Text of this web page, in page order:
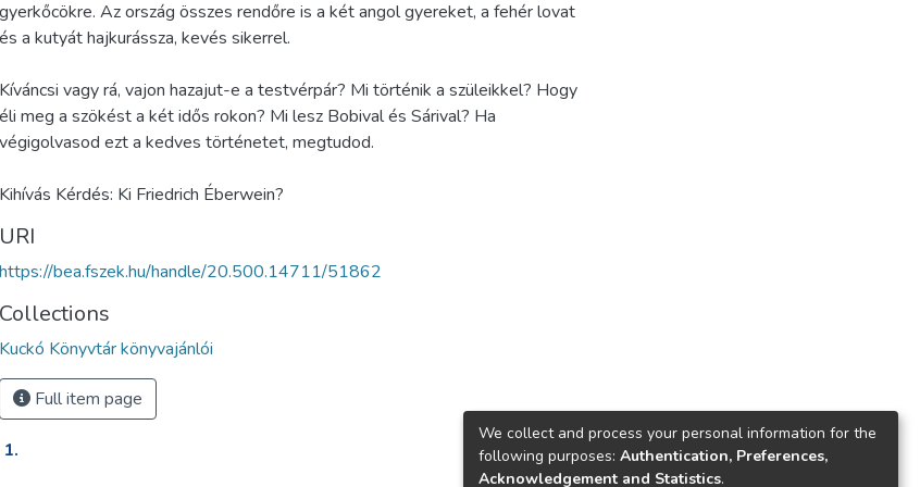
gyerkőcökre. Az ország összes rendőre is a két angol gyereket, a fehér lovat
és a kutyát hajkurássza, kevés sikerrel.
Kíváncsi vagy rá, vajon hazajut-e a testvérpár? Mi történik a szüleikkel? Hogy
éli meg a szökést a két idős rokon? Mi lesz Bobival és Sárival? Ha
végigolvasod ezt a kedves történetet, megtudod.
Kihívás Kérdés: Ki Friedrich Éberwein?
URI
https://bea.fszek.hu/handle/20.500.14711/51862
Collections
Kuckó Könyvtár könyvajánlói
Full item page
We collect and process your personal information for the
following purposes: Authentication, Preferences,
Acknowledgement and Statistics.